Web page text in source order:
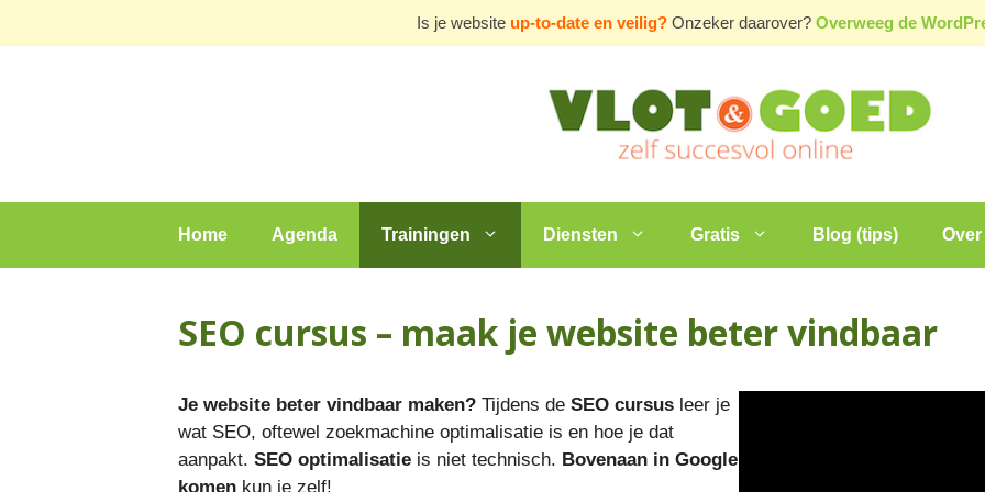
Is je website up-to-date en veilig? Onzeker daarover? Overweeg de
Home Agenda Trainingen Diensten Gratis Blog (tips)
SEO cursus – maak je website beter vindbaar
Je website beter vindbaar maken? Tijdens de SEO cursus leer je
wat SEO, oftewel zoekmachine optimalisatie is en hoe je dat
aanpakt. SEO optimalisatie is niet technisch. Bovenaan in Google
komen kun je zelf!